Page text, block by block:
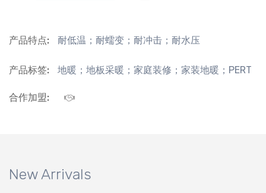
产品特点: 耐低温；耐蠕变；耐冲击；耐水压
产品标签: 地暖；地板采暖；家庭装修；家装地暖；PERT
合作加盟:
New Arrivals